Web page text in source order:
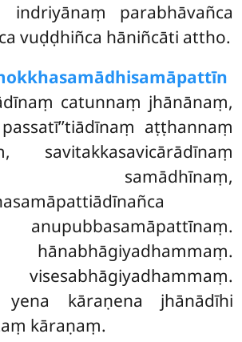
indriyānaṃ parabhāvañca
vuḍḍhiñca hāniñcāti attho.
catunnaṃ jhānānaṃ,
aṭṭhannaṃ
savitakkasavicārādīnaṃ
samādhīnaṃ,
hānabhāgiyadhammaṃ.
kāraṇena jhānādīhi
kāraṇaṃ.